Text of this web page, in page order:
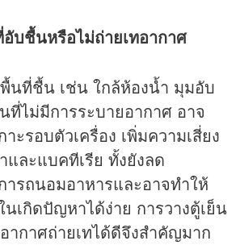
บชื้นหรือไม่ถ่ายเทอากาศ
นที่ชื้น เช่น ใกล้ห้องน้ำ มุมอับ
ไม่มีการระบายอากาศ อาจ
าะรอบตัวเครื่อง เพิ่มความเสี่ยง
และแบคทีเรีย ทั้งยังลด
รถนอมอาหารและอาจทำให้
เกิดปัญหาได้ง่าย การวางตู้เย็น
กาศถ่ายเทได้ดีจึงสำคัญมาก